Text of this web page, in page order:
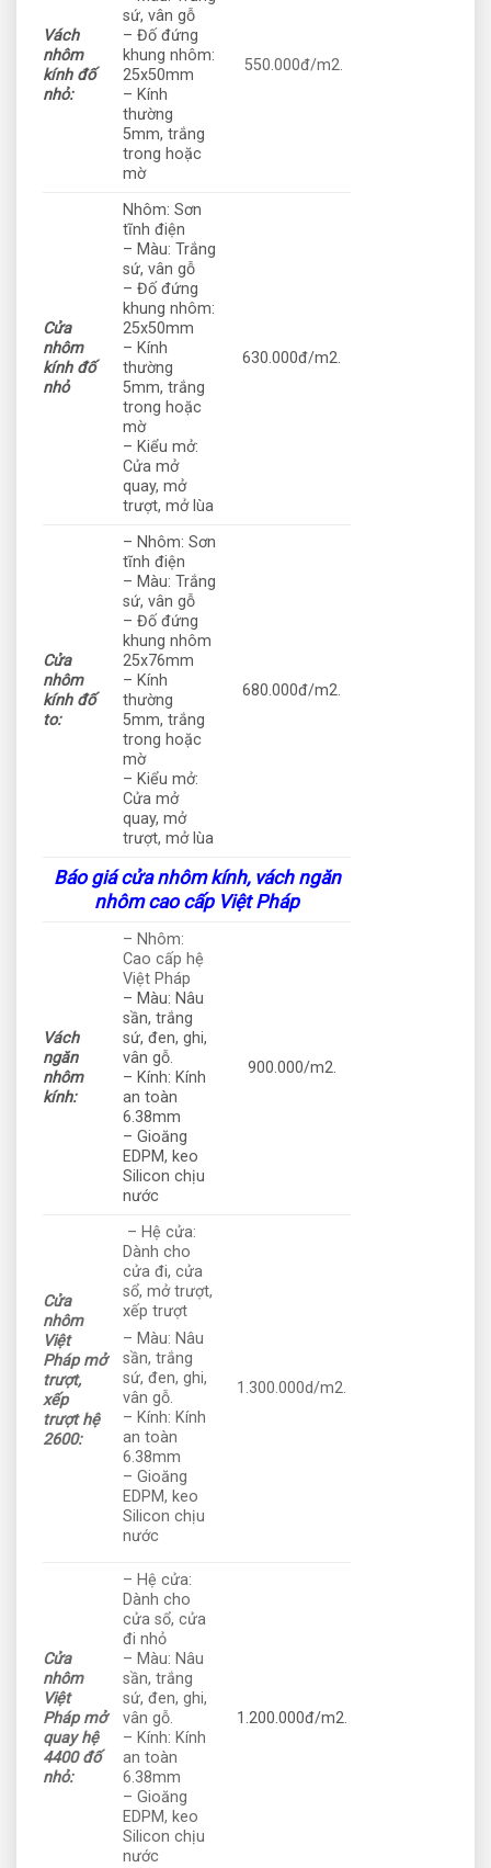
Vách
nhôm
kính đố
nhỏ:
sứ, vân gỗ
– Đố đứng
khung nhôm:
25x50mm
– Kính
thường
5mm, trắng
trong hoặc
mờ
550.000đ/m2.
Cửa
nhôm
kính đố
nhỏ
Nhôm: Sơn
tĩnh điện
– Màu: Trắng
sứ, vân gỗ
– Đố đứng
khung nhôm:
25x50mm
– Kính
thường
5mm, trắng
trong hoặc
mờ
– Kiểu mở:
Cửa mở
quay, mở
trượt, mở lùa
630.000đ/m2.
Cửa
nhôm
kính đố
to:
– Nhôm: Sơn
tĩnh điện
– Màu: Trắng
sứ, vân gỗ
– Đố đứng
khung nhôm
25x76mm
– Kính
thường
5mm, trắng
trong hoặc
mờ
– Kiểu mở:
Cửa mở
quay, mở
trượt, mở lùa
680.000đ/m2.
Báo giá cửa nhôm kính, vách ngăn
nhôm cao cấp Việt Pháp
Vách
ngăn
nhôm
kính:
– Nhôm:
Cao cấp hệ
Việt Pháp
– Màu: Nâu
sần, trắng
sứ, đen, ghi,
vân gỗ.
– Kính: Kính
an toàn
6.38mm
– Gioăng
EDPM, keo
Silicon chịu
nước
900.000/m2.
Cửa
nhôm
Việt
Pháp mở
trượt,
xếp
trượt hệ
2600:
– Hệ cửa:
Dành cho
cửa đi, cửa
sổ, mở trượt,
xếp trượt
– Màu: Nâu
sần, trắng
sứ, đen, ghi,
vân gỗ.
– Kính: Kính
an toàn
6.38mm
– Gioăng
EDPM, keo
Silicon chịu
nước
1.300.000d/m2.
Cửa
nhôm
Việt
Pháp mở
quay hệ
4400 đố
nhỏ:
– Hệ cửa:
Dành cho
cửa sổ, cửa
đi nhỏ
– Màu: Nâu
sần, trắng
sứ, đen, ghi,
vân gỗ.
– Kính: Kính
an toàn
6.38mm
– Gioăng
EDPM, keo
Silicon chịu
nước
1.200.000đ/m2.